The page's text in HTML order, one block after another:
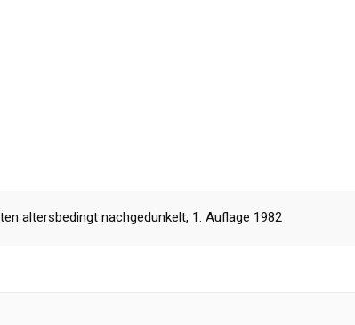
altersbedingt nachgedunkelt, 1. Auflage 1982